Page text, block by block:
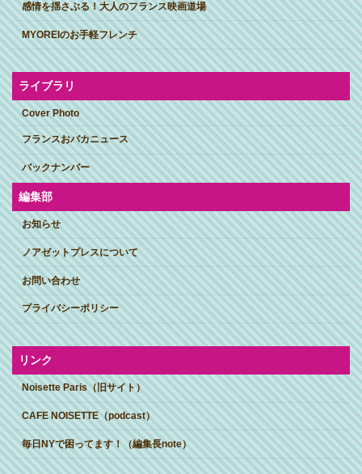
感情を揺さぶる！大人のフランス映画道場
MYOREIのお手軽フレンチ
ライブラリ
Cover Photo
フランスおバカニュース
バックナンバー
編集部
お知らせ
ノアゼットプレスについて
お問い合わせ
プライバシーポリシー
リンク
Noisette Paris（旧サイト）
CAFE NOISETTE（podcast）
毎日NYで困ってます！（編集長note）